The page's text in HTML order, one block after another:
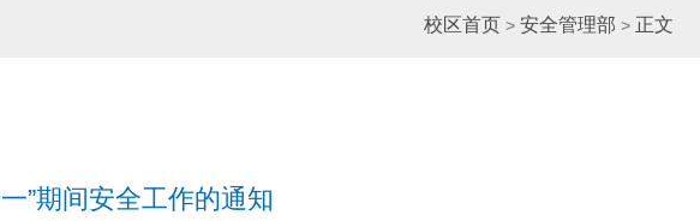
校区首页 > 安全管理部 > 正文
”期间安全工作的通知